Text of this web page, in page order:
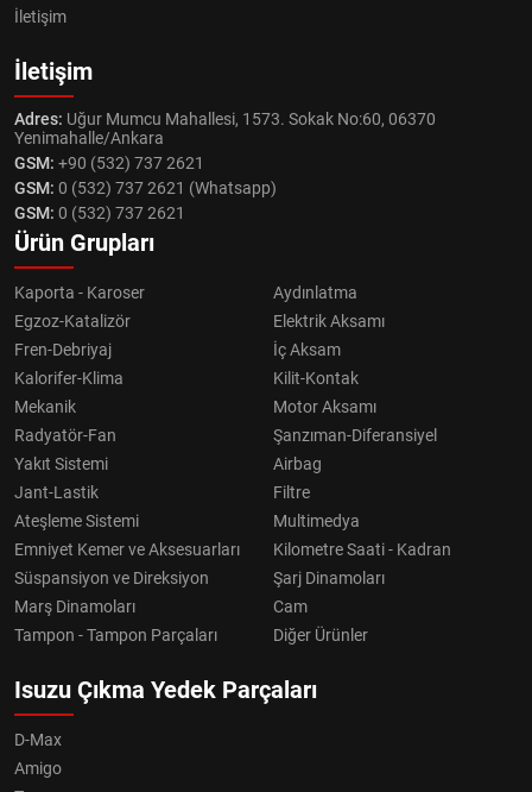
İletişim
İletişim
Adres: Uğur Mumcu Mahallesi, 1573. Sokak No:60, 06370
Yenimahalle/Ankara
GSM: +90 (532) 737 2621
GSM: 0 (532) 737 2621 (Whatsapp)
GSM: 0 (532) 737 2621
Ürün Grupları
Kaporta - Karoser
Aydınlatma
Egzoz-Katalizör
Elektrik Aksamı
Fren-Debriyaj
İç Aksam
Kalorifer-Klima
Kilit-Kontak
Mekanik
Motor Aksamı
Radyatör-Fan
Şanzıman-Diferansiyel
Yakıt Sistemi
Airbag
Jant-Lastik
Filtre
Ateşleme Sistemi
Multimedya
Emniyet Kemer ve Aksesuarları
Kilometre Saati - Kadran
Süspansiyon ve Direksiyon
Şarj Dinamoları
Marş Dinamoları
Cam
Tampon - Tampon Parçaları
Diğer Ürünler
Isuzu Çıkma Yedek Parçaları
D-Max
Amigo